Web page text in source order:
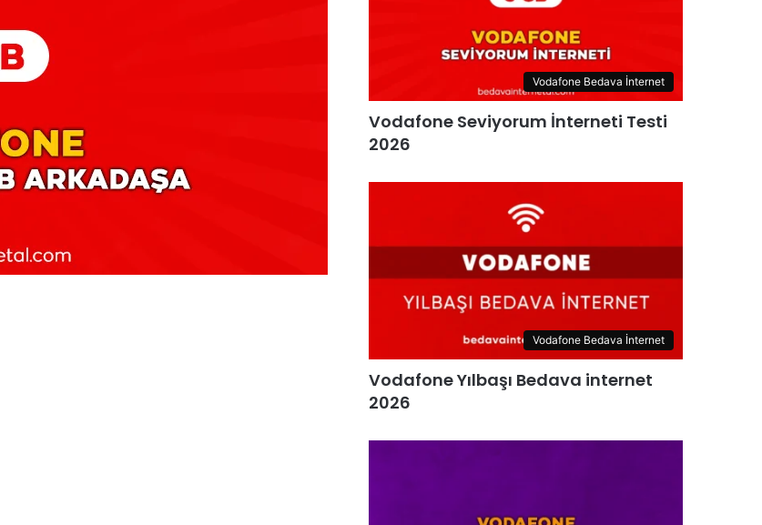
Vodafone Bedava İnternet
Vodafone Seviyorum İnterneti Testi
2026
Vodafone Bedava İnternet
Vodafone Yılbaşı Bedava internet
2026